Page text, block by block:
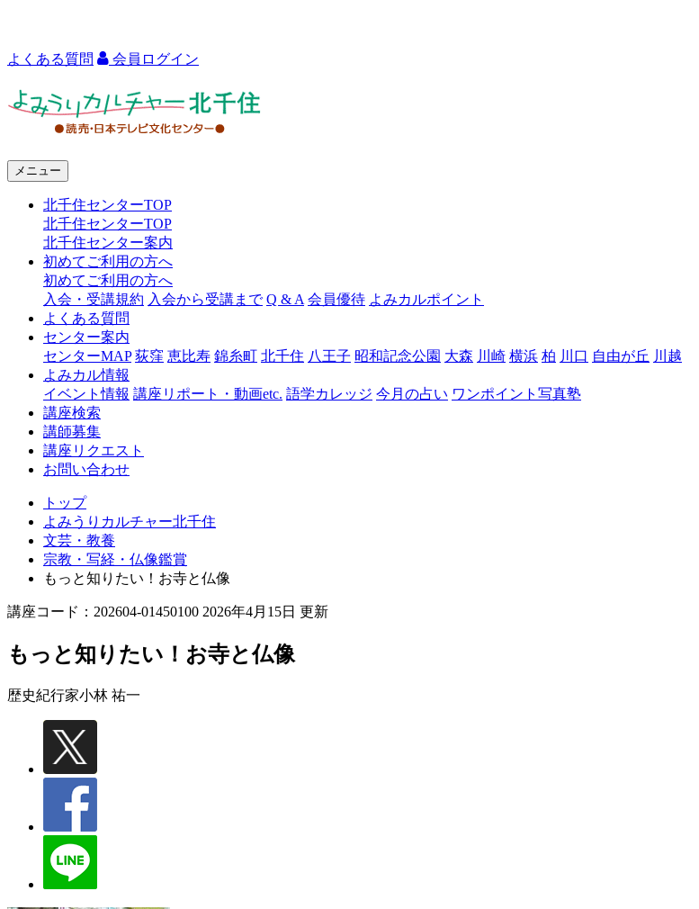
よくある質問 会員ログイン
ャ
北
千
メニュー
北千住センターTOP
北千住センターTOP
北千住センター案内
初めてご利用の方へ
初めてご利用の方へ
入会・受講規約 入会から受講まで Q & A 会員優待 よみカルポイント
よくある質問
センター案内
センターMAP 荻窪 恵比寿 錦糸町 北千住 八王子 昭和記念公園 大森 川崎 横浜 柏 川口 自由が丘 川越
よみカル情報
イベント情報 講座リポート・動画etc. 語学カレッジ 今月の占い ワンポイント写真塾
講座検索
講師募集
講座リクエスト
お問い合わせ
トップ
よみうりカルチャー北千住
文芸・教養
宗教・写経・仏像鑑賞
もっと知りたい！お寺と仏像
講座コード：202604-01450100 2026年4月15日 更新
もっと知りたい！お寺と仏像
歴史紀行家小林 祐一